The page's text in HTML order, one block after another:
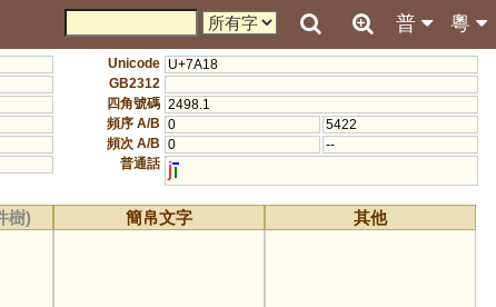
粵
普
Unicode U+7A18
GB2312
四角號碼 2498.1
頻序 A/B 0
5422
頻次 A/B 0
--
普通話 j
樹) 簡帛文字 其他